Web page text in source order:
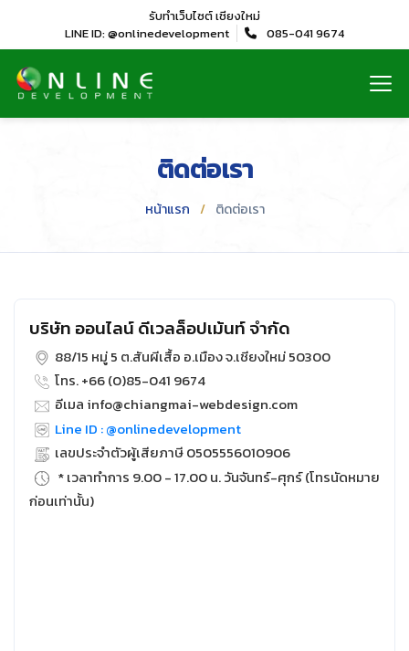
รับทำเว็บไซต์เชียงใหม่
LINE ID: @onlinedevelopment
085-041 9674
ติดต่อเรา
หน้าแรก ติดต่อเรา
บริษัท ออนไลน์ ดีเวลล็อปเม้นท์ จำกัด
88/15 หมู่ 5 ต.สันผีเสื้อ อ.เมือง จ.เชียงใหม่ 50300
โทร. +66 (0)85-041 9674
อีเมล info@chiangmai-webdesign.com
Line ID : @onlinedevelopment
เลขประจำตัวผู้เสียภาษี 0505556010906
* เวลาทำการ 9.00 - 17.00 น. วันจันทร์-ศุกร์ (โทรนัดหมาย
ก่อนเท่านั้น)